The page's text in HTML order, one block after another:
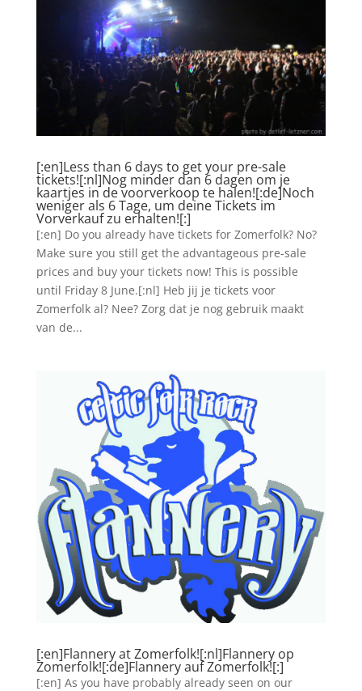
[:en]Less than 6 days to get your pre-sale
tickets![:nl]Nog minder dan 6 dagen om je
kaartjes in de voorverkoop te halen![:de]Noch
weniger als 6 Tage, um deine Tickets im
Vorverkauf zu erhalten![:]
[:en] Do you already have tickets for Zomerfolk? No?
Make sure you still get the advantageous pre-sale
prices and buy your tickets now! This is possible
until Friday 8 June.[:nl] Heb jij je tickets voor
Zomerfolk al? Nee? Zorg dat je nog gebruik maakt
van de...
[:en]Flannery at Zomerfolk![:nl]Flannery op
Zomerfolk![:de]Flannery auf Zomerfolk![:]
[:en] As you have probably already seen on our